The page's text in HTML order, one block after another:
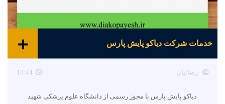
خدمات شرکت دیاکو پایش پارس
رضائیان 13:44
دیاکو پایش پارس با مجوز رسمی از دانشگاه علوم پزشکی شهید